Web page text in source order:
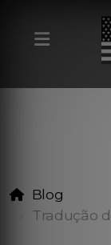
Blog
Tradução